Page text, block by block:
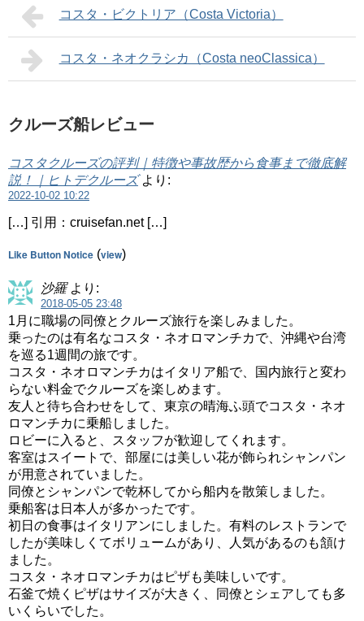
コスタ・ビクトリア（Costa Victoria）
コスタ・ネオクラシカ（Costa neoClassica）
クルーズ船レビュー
コスタクルーズの評判｜特徴や事故歴から食事まで徹底解
説！｜ヒトデクルーズ より:
2022-10-02 10:22
[…] 引用：cruisefan.net […]
Like Button Notice (view)
沙羅 より:
2018-05-05 23:48
1月に職場の同僚とクルーズ旅行を楽しみました。
乗ったのは有名なコスタ・ネオロマンチカで、沖縄や台湾
を巡る1週間の旅です。
コスタ・ネオロマンチカはイタリア船で、国内旅行と変わ
らない料金でクルーズを楽しめます。
友人と待ち合わせをして、東京の晴海ふ頭でコスタ・ネオ
ロマンチカに乗船しました。
ロビーに入ると、スタッフが歓迎してくれます。
客室はスイートで、部屋には美しい花が飾られシャンパン
が用意されていました。
同僚とシャンパンで乾杯してから船内を散策しました。
乗船客は日本人が多かったです。
初日の食事はイタリアンにしました。有料のレストランで
したが美味しくてボリュームがあり、人気があるのも頷け
ました。
コスタ・ネオロマンチカはピザも美味しいです。
石釜で焼くピザはサイズが大きく、同僚とシェアしても多
いくらいでした。